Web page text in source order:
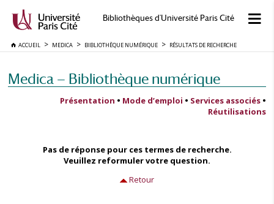
Bibliothèques d'Université Paris Cité
ACCUEIL MEDICA BIBLIOTHÈQUE NUMÉRIQUE RÉSULTATS DE RECHERCHE
Medica — Bibliothèque numérique
Présentation • Mode d’emploi • Services associés •
Réutilisations
Pas de réponse pour ces termes de recherche.
Veuillez reformuler votre question.
Retour